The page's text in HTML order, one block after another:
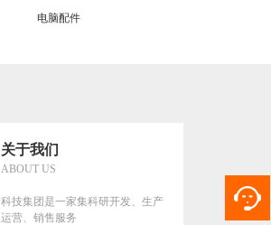
关于我们
ABOUT US
科技集团是一家集科研开发、生产
运营、销售服务
电脑配件